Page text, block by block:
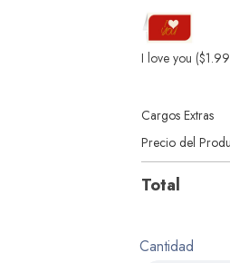
I love you
Cargos Extras
Precio del
Total
Cantidad